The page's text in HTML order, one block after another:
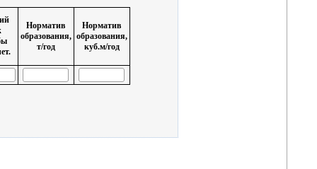
Норматив
образования,
т/год
Норматив
образования,
куб.м/год